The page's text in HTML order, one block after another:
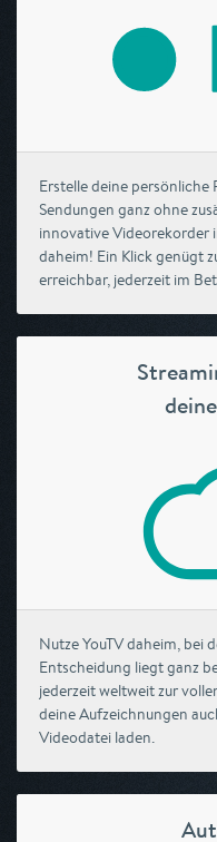
Erstelle deine
Sendungen ganz ohne
innovative Videorekorder
daheim! Ein Klick genügt
erreichbar, jederzeit im
Nutze YouTV daheim, bei
Entscheidung liegt ganz
jederzeit weltweit zur
deine Aufzeichnungen
Videodatei laden.